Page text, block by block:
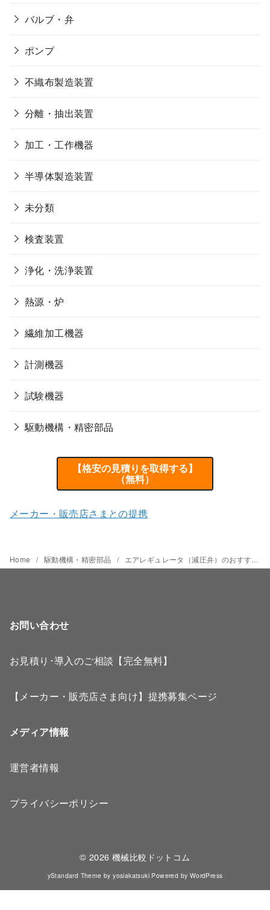
バルブ・弁
ポンプ
不織布製造装置
分離・抽出装置
加工・工作機器
半導体製造装置
未分類
検査装置
浄化・洗浄装置
熱源・炉
繊維加工機器
計測機器
試験機器
駆動機構・精密部品
【格安の見積りを取得する】
（無料）
メーカー・販売店さまとの提携
Home 駆動機構・精密部品 エアレギュレータ（減圧弁）のおすすめメーカーと価格相場
お問い合わせ
お見積り･導入のご相談【完全無料】
【メーカー・販売店さま向け】提携募集ページ
メディア情報
運営者情報
プライバシーポリシー
© 2026機械比較ドットコム
yStandard Theme byyosiakatsuki Powered by WordPress